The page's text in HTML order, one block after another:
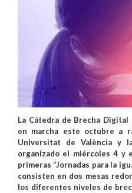
La Cátedra de Brecha
en marcha este octubre a
Universitat de València y
organizado el miércoles 4 y
primeras “Jornadas para la
consisten en dos mesas
los diferentes niveles de